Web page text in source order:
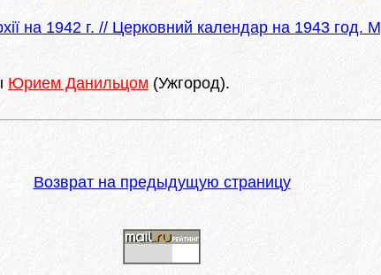
на 1942 г. // Церковний календар на 1943 год.
Юрием Данильцом (Ужгород).
Возврат на предыдущую страницу